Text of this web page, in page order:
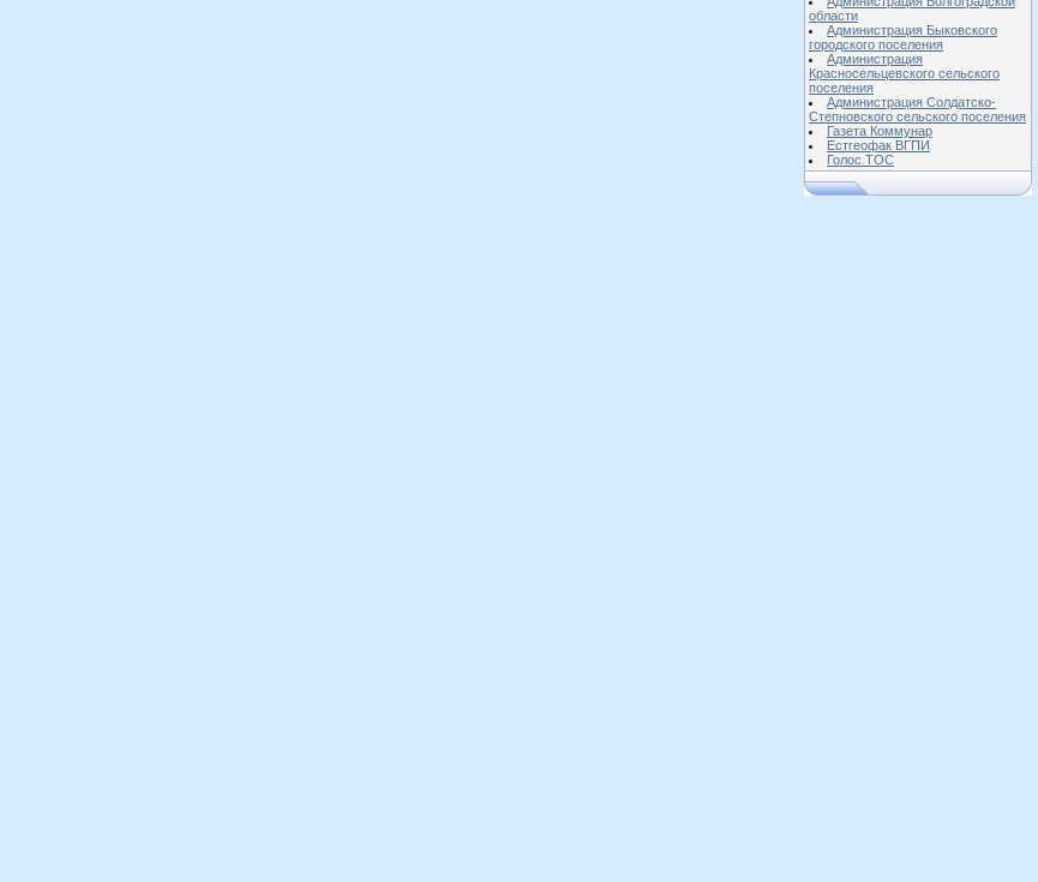
области
Администрация Быковского
городского поселения
Администрация
Красносельцевского сельского
поселения
Администрация Солдатско-
Степновского сельского поселения
Газета Коммунар
Естгеофак ВГПИ
Голос ТОС